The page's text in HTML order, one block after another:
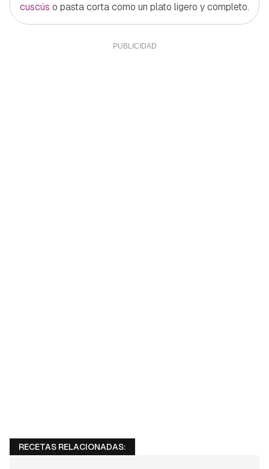
cuscús o pasta corta como un plato ligero y completo.
RECETAS RELACIONADAS: